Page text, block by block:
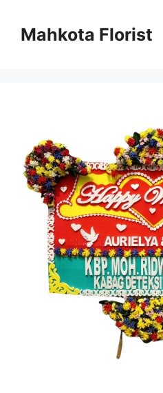
Mahkota Florist